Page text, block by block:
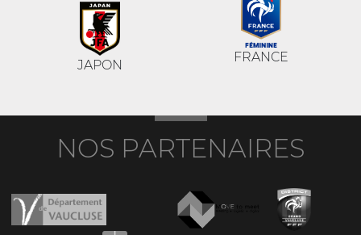
JAPON
FRANCE
NOS PARTENAIRES